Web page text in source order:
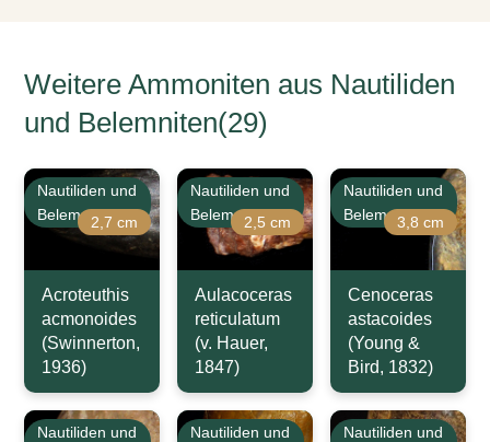
Weitere Ammoniten aus Nautiliden
und Belemniten(29)
Nautiliden und
Belemniten2,7 cm
Acroteuthis
acmonoides
(Swinnerton,
1936)
Nautiliden und
Belemniten2,5 cm
Aulacoceras
reticulatum
(v. Hauer,
1847)
Nautiliden und
Belemniten3,8 cm
Cenoceras
astacoides
(Young &
Bird, 1832)
Nautiliden und
Nautiliden und
Nautiliden und